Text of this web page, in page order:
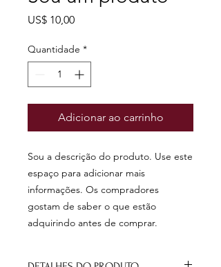
US$ 10,00Preço
Quantidade *
Adicionar ao carrinho
Sou a descrição do produto. Use este
espaço para adicionar mais
informações. Os compradores
gostam de saber o que estão
adquirindo antes de comprar.